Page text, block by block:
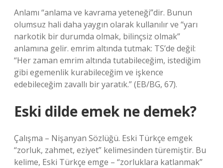
Anlamı “anlama ve kavrama yeteneği”dir. Bunun
olumsuz hali daha yaygın olarak kullanılır ve “yarı
narkotik bir durumda olmak, bilinçsiz olmak”
anlamına gelir. emrim altında tutmak: TS’de değil:
“Her zaman emrim altında tutabileceğim, istediğim
gibi egemenlik kurabileceğim ve işkence
edebileceğim zavallı bir yaratık.” (EB/BG, 67).
Eski dilde emek ne demek?
Çalışma – Nişanyan Sözlüğü. Eski Türkçe emgek
“zorluk, zahmet, eziyet” kelimesinden türemiştir. Bu
kelime, Eski Türkçe emge – “zorluklara katlanmak”